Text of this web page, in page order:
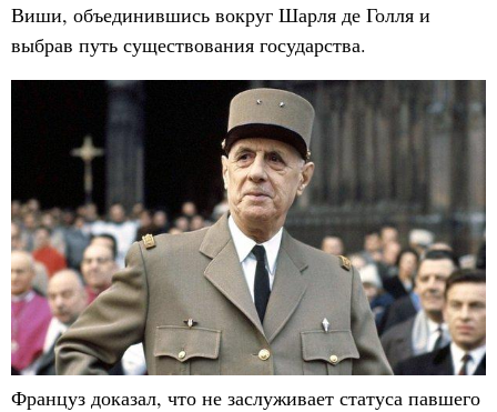
Виши, объединившись вокруг Шарля де Голля и
выбрав путь существования государства.
Француз доказал, что не заслуживает статуса павшего